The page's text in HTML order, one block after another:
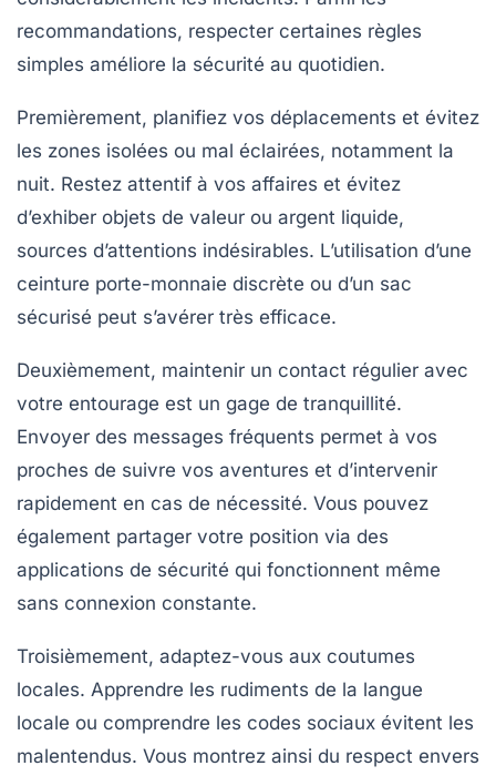
recommandations, respecter certaines règles
simples améliore la sécurité au quotidien.
Premièrement, planifiez vos déplacements et évitez
les zones isolées ou mal éclairées, notamment la
nuit. Restez attentif à vos affaires et évitez
d’exhiber objets de valeur ou argent liquide,
sources d’attentions indésirables. L’utilisation d’une
ceinture porte-monnaie discrète ou d’un sac
sécurisé peut s’avérer très efficace.
Deuxièmement, maintenir un contact régulier avec
votre entourage est un gage de tranquillité.
Envoyer des messages fréquents permet à vos
proches de suivre vos aventures et d’intervenir
rapidement en cas de nécessité. Vous pouvez
également partager votre position via des
applications de sécurité qui fonctionnent même
sans connexion constante.
Troisièmement, adaptez-vous aux coutumes
locales. Apprendre les rudiments de la langue
locale ou comprendre les codes sociaux évitent les
malentendus. Vous montrez ainsi du respect envers